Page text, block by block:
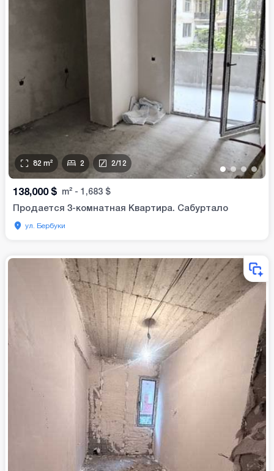
••••
82 m² 2 2/12
138,000 $ m² - 1,683 $
Продается 3-комнатная Квартира. Сабуртало
ул. Бербуки